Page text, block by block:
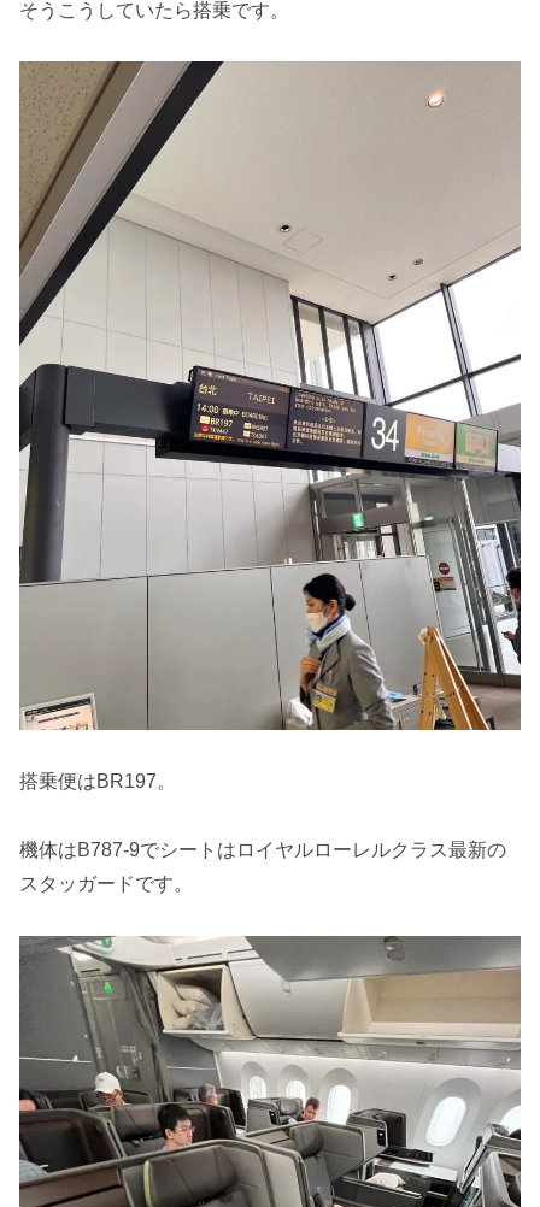
そうこうしていたら搭乗です。
搭乗便はBR197。
機体はB787-9でシートはロイヤルローレルクラス最新の
スタッガードです。